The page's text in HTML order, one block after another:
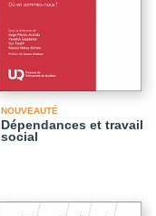
NOUVEAUTÉ
Dépendances et travail
social